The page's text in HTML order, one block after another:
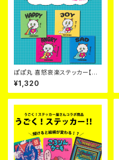
ぽぽ丸 喜怒哀楽ステッカー【４
点セット】
¥1,320